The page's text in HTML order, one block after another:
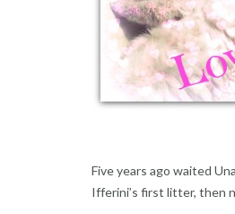
Five years ago waited
Ifferini’s first litter, then